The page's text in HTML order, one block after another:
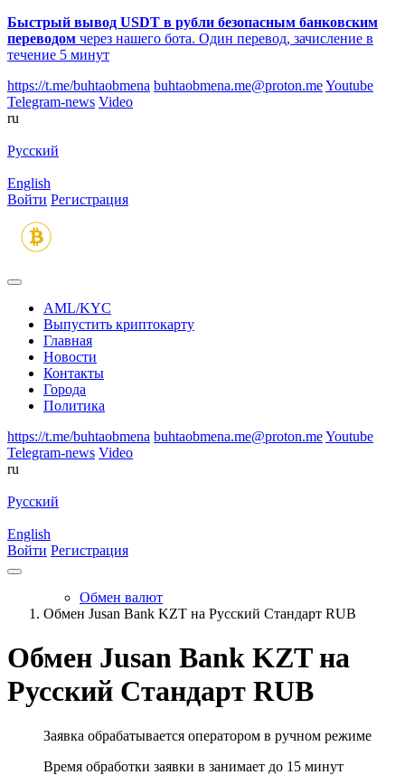
Быстрый вывод USDT в рубли безопасным банковским
переводом через нашего бота. Один перевод, зачисление в
течение 5 минут
https://t.me/buhtaobmena buhtaobmena.me@proton.meYoutube
Telegram-news Video
ru
Русский
English
Войти Регистрация
AML/KYC
Выпустить криптокарту
Главная
Новости
Контакты
Города
Политика
https://t.me/buhtaobmena buhtaobmena.me@proton.meYoutube
Telegram-news Video
ru
Русский
English
Войти Регистрация
Обмен валют
Обмен Jusan Bank KZT на Русский Стандарт RUB
Обмен Jusan Bank KZT на
Русский Стандарт RUB
Заявка обрабатывается оператором в ручном режиме
Время обработки заявки в занимает до 15 минут